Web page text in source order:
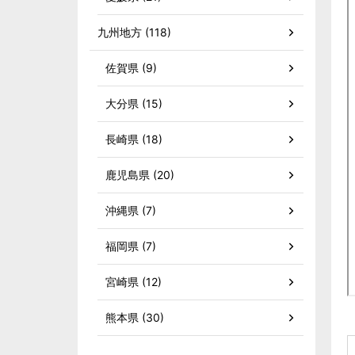
九州地方 (118)
佐賀県 (9)
大分県 (15)
長崎県 (18)
鹿児島県 (20)
沖縄県 (7)
福岡県 (7)
宮崎県 (12)
熊本県 (30)